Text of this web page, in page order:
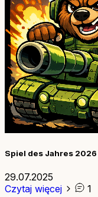
Spiel des Jahres
29.07.2025
Czytaj więcej
1